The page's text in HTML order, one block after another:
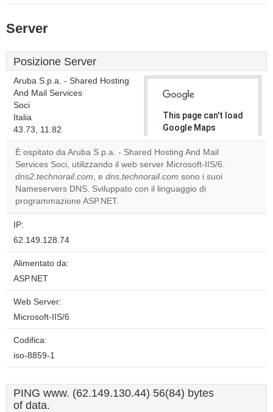
Server
Posizione Server
Aruba S.p.a. - Shared Hosting
And Mail Services
Soci
Italia
43.73, 11.82
This page can't load
Google Maps
correctly.
Do you
own this
website?
È ospitato da Aruba S.p.a. - Shared Hosting And Mail
Services Soci, utilizzando il web server Microsoft-IIS/6.
dns2.technorail.com, e dns.technorail.com sono i suoi
Nameservers DNS. Sviluppato con il linguaggio di
programmazione ASP.NET.
IP:
62.149.128.74
Alimentato da:
ASP.NET
Web Server:
Microsoft-IIS/6
Codifica:
iso-8859-1
PING www. (62.149.130.44) 56(84) bytes
of data.